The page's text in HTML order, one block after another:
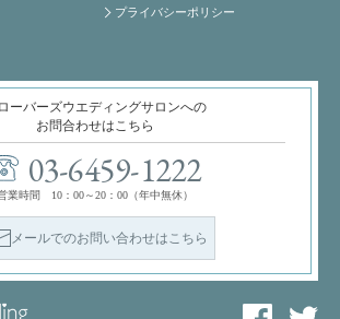
プライバシーポリシー
ーバーズウエディングサロンへの
お問合わせはこちら
03-6459-1222
業時間 10：00～20：00（年中無休）
メールでのお問い合わせはこちら